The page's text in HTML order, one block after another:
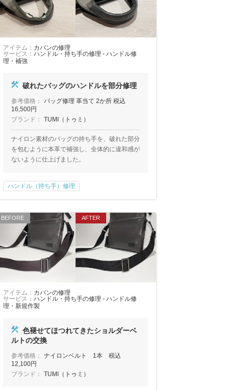
アイテム： カバンの修理
サービス： ハンドル・持ち手の修理 - ハンドル修
理・補強
破れたバッグのハンドルを部分修理
参考価格：
バッグ修理 革当て 2か所 税込
16,500円
ブランド：
TUMI（トゥミ）
ナイロン素材のバッグの持ち手を、破れた部分
を包むように本革で補強し、全体的に違和感が
ないように仕上げました。
ハンドル（持ち手）修理
アイテム： カバンの修理
サービス： ハンドル・持ち手の修理 - ハンドル修
理・新規作製
色褪せてほつれてきたショルダーベ
ルトの交換
参考価格：
ナイロンベルト 1本 税込
12,100円
ブランド：
TUMI（トゥミ）